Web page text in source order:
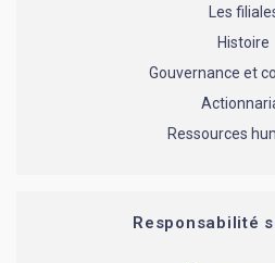
Les
Histoire
Gouvernance et
Ressources
Responsabilité